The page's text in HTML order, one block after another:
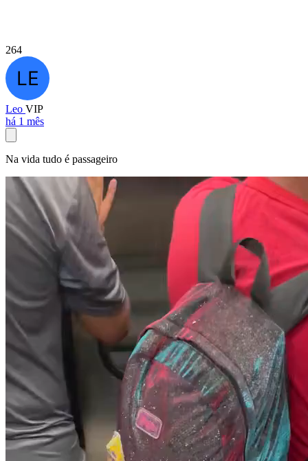
264
Leo VIP
há 1 mês
Na vida tudo é passageiro